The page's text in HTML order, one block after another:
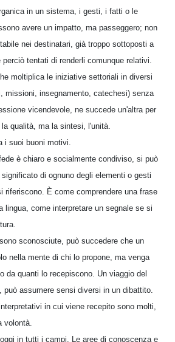
in un sistema, i gesti, i fatti o le
avere un impatto, ma passeggero; non
nei destinatari, già troppo sottoposti a
tentati di renderli comunque relativi.
moltiplica le iniziative settoriali in diversi
missioni, insegnamento, catechesi) senza
vicendevole, ne succede un'altra per
qualità, ma la sintesi, l'unità.
i suoi buoni motivi.
è chiaro e socialmente condiviso, si può
di ognuno degli elementi o gesti
riferiscono. È come comprendere una frase
lingua, come interpretare un segnale se si
sconosciute, può succedere che un
nella mente di chi lo propone, ma venga
da quanti lo recepiscono. Un viaggio del
può assumere sensi diversi in un dibattito.
in cui viene recepito sono molti,
volontà.
in tutti i campi. Le aree di conoscenza e